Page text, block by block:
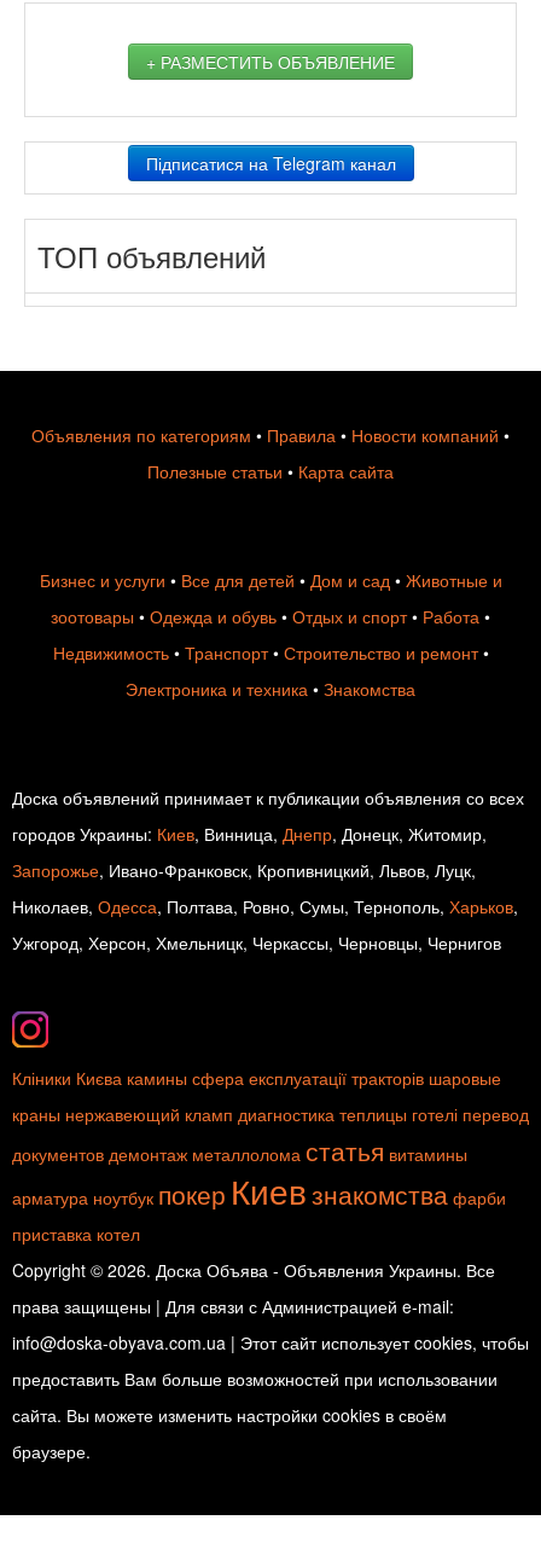
+ РАЗМЕСТИТЬ ОБЪЯВЛЕНИЕ
Підписатися на Telegram канал
ТОП объявлений
Объявления по категориям • Правила • Новости компаний •
Полезные статьи • Карта сайта
Бизнес и услуги • Все для детей • Дом и сад• Животные и
зоотовары • Одежда и обувь • Отдых и спорт• Работа •
Недвижимость• Транспорт• Строительство и ремонт•
Электроника и техника • Знакомства
Доска объявлений принимает к публикации объявления со всех
городов Украины: Киев, Винница, Днепр, Донецк, Житомир,
Запорожье, Ивано-Франковск, Кропивницкий, Львов, Луцк,
Николаев, Одесса, Полтава, Ровно, Сумы, Тернополь, Харьков,
Ужгород, Херсон, Хмельницк, Черкассы, Черновцы, Чернигов
Кліники Києва камины сфера експлуатації тракторів шаровые
краны нержавеющий кламп диагностика теплицы готелі перевод
документов демонтаж металлолома статья витамины
арматура ноутбук покер Киевзнакомства фарби
приставка котел
Copyright © 2026. Доска Объява - Объявления Украины. Все
права защищены | Для связи с Администрацией e-mail:
info@doska-obyava.com.ua | Этот сайт использует cookies, чтобы
предоставить Вам больше возможностей при использовании
сайта. Вы можете изменить настройки cookies в своём
браузере.